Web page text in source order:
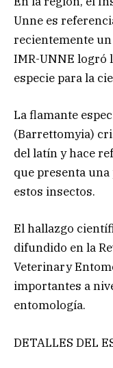
Unne es
recientemente
IMR-UNNE logró
especie para la
La flamante
(Barrettomyia)
del latín y hace
que presenta
estos insectos.
El hallazgo
difundido en la
Veterinary
importantes a
entomología.
DETALLES DEL